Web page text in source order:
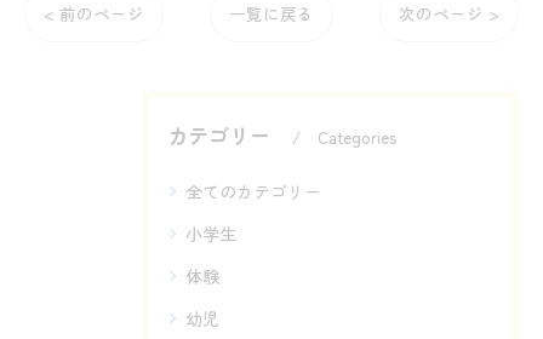
< 前のページ 一覧に戻る 次のページ >
カテゴリー Categories
全てのカテゴリー
小学生
体験
幼児